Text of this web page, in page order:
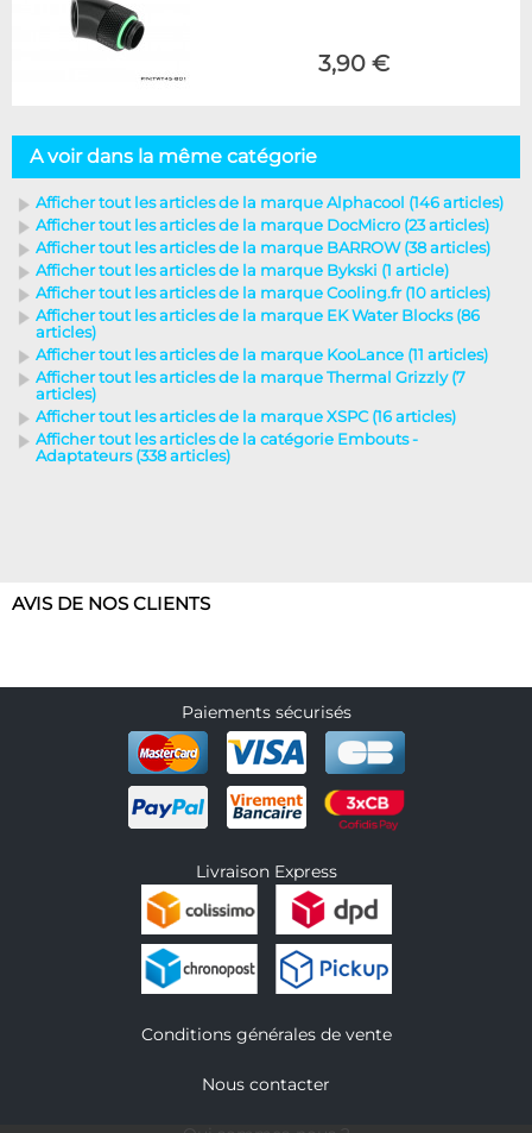
3,90 €
A voir dans la même catégorie
Afficher tout les articles de la marque Alphacool (146 articles)
Afficher tout les articles de la marque DocMicro (23 articles)
Afficher tout les articles de la marque BARROW (38 articles)
Afficher tout les articles de la marque Bykski (1 article)
Afficher tout les articles de la marque Cooling.fr (10 articles)
Afficher tout les articles de la marque EK Water Blocks (86
articles)
Afficher tout les articles de la marque KooLance (11 articles)
Afficher tout les articles de la marque Thermal Grizzly (7
articles)
Afficher tout les articles de la marque XSPC (16 articles)
Afficher tout les articles de la catégorie Embouts -
Adaptateurs (338 articles)
AVIS DE NOS CLIENTS
Paiements sécurisés
Livraison Express
Conditions générales de vente
Nous contacter